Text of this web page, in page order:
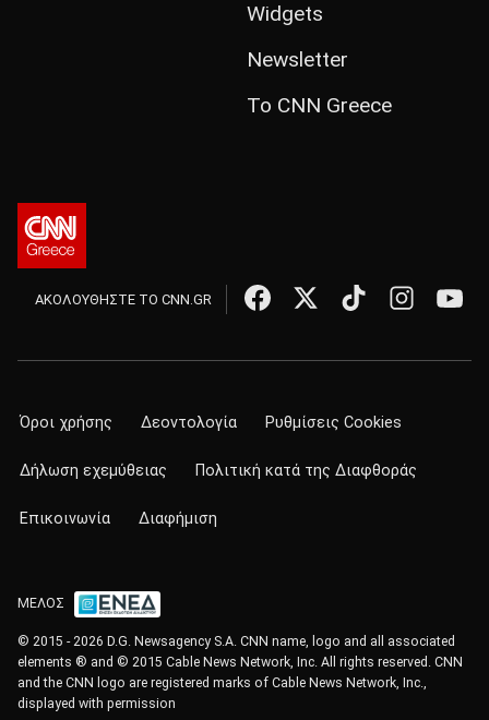
Widgets
Newsletter
Το CNN Greece
ΑΚΟΛΟΥΘΗΣΤΕ ΤΟ CNN.GR
Όροι χρήσης Δεοντολογία Ρυθμίσεις Cookies
Δήλωση εχεμύθειας Πολιτική κατά της Διαφθοράς
Επικοινωνία Διαφήμιση
ΜΕΛΟΣ
© 2015 - 2026 D.G. Newsagency S.A. CNN name, logo and all associated
elements ® and © 2015 Cable News Network, Inc. All rights reserved. CNN
and the CNN logo are registered marks of Cable News Network, Inc.,
displayed with permission